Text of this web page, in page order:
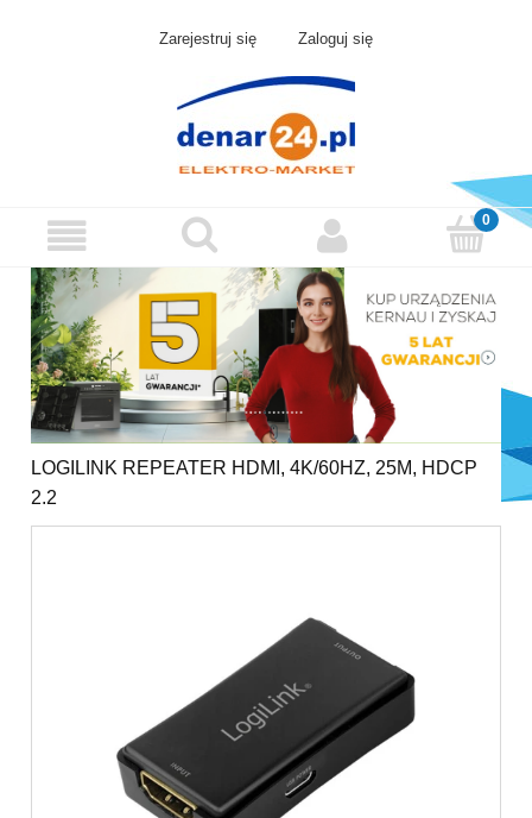
Zarejestruj się Zaloguj się
LOGILINK REPEATER HDMI, 4K/60HZ, 25M, HDCP
2.2